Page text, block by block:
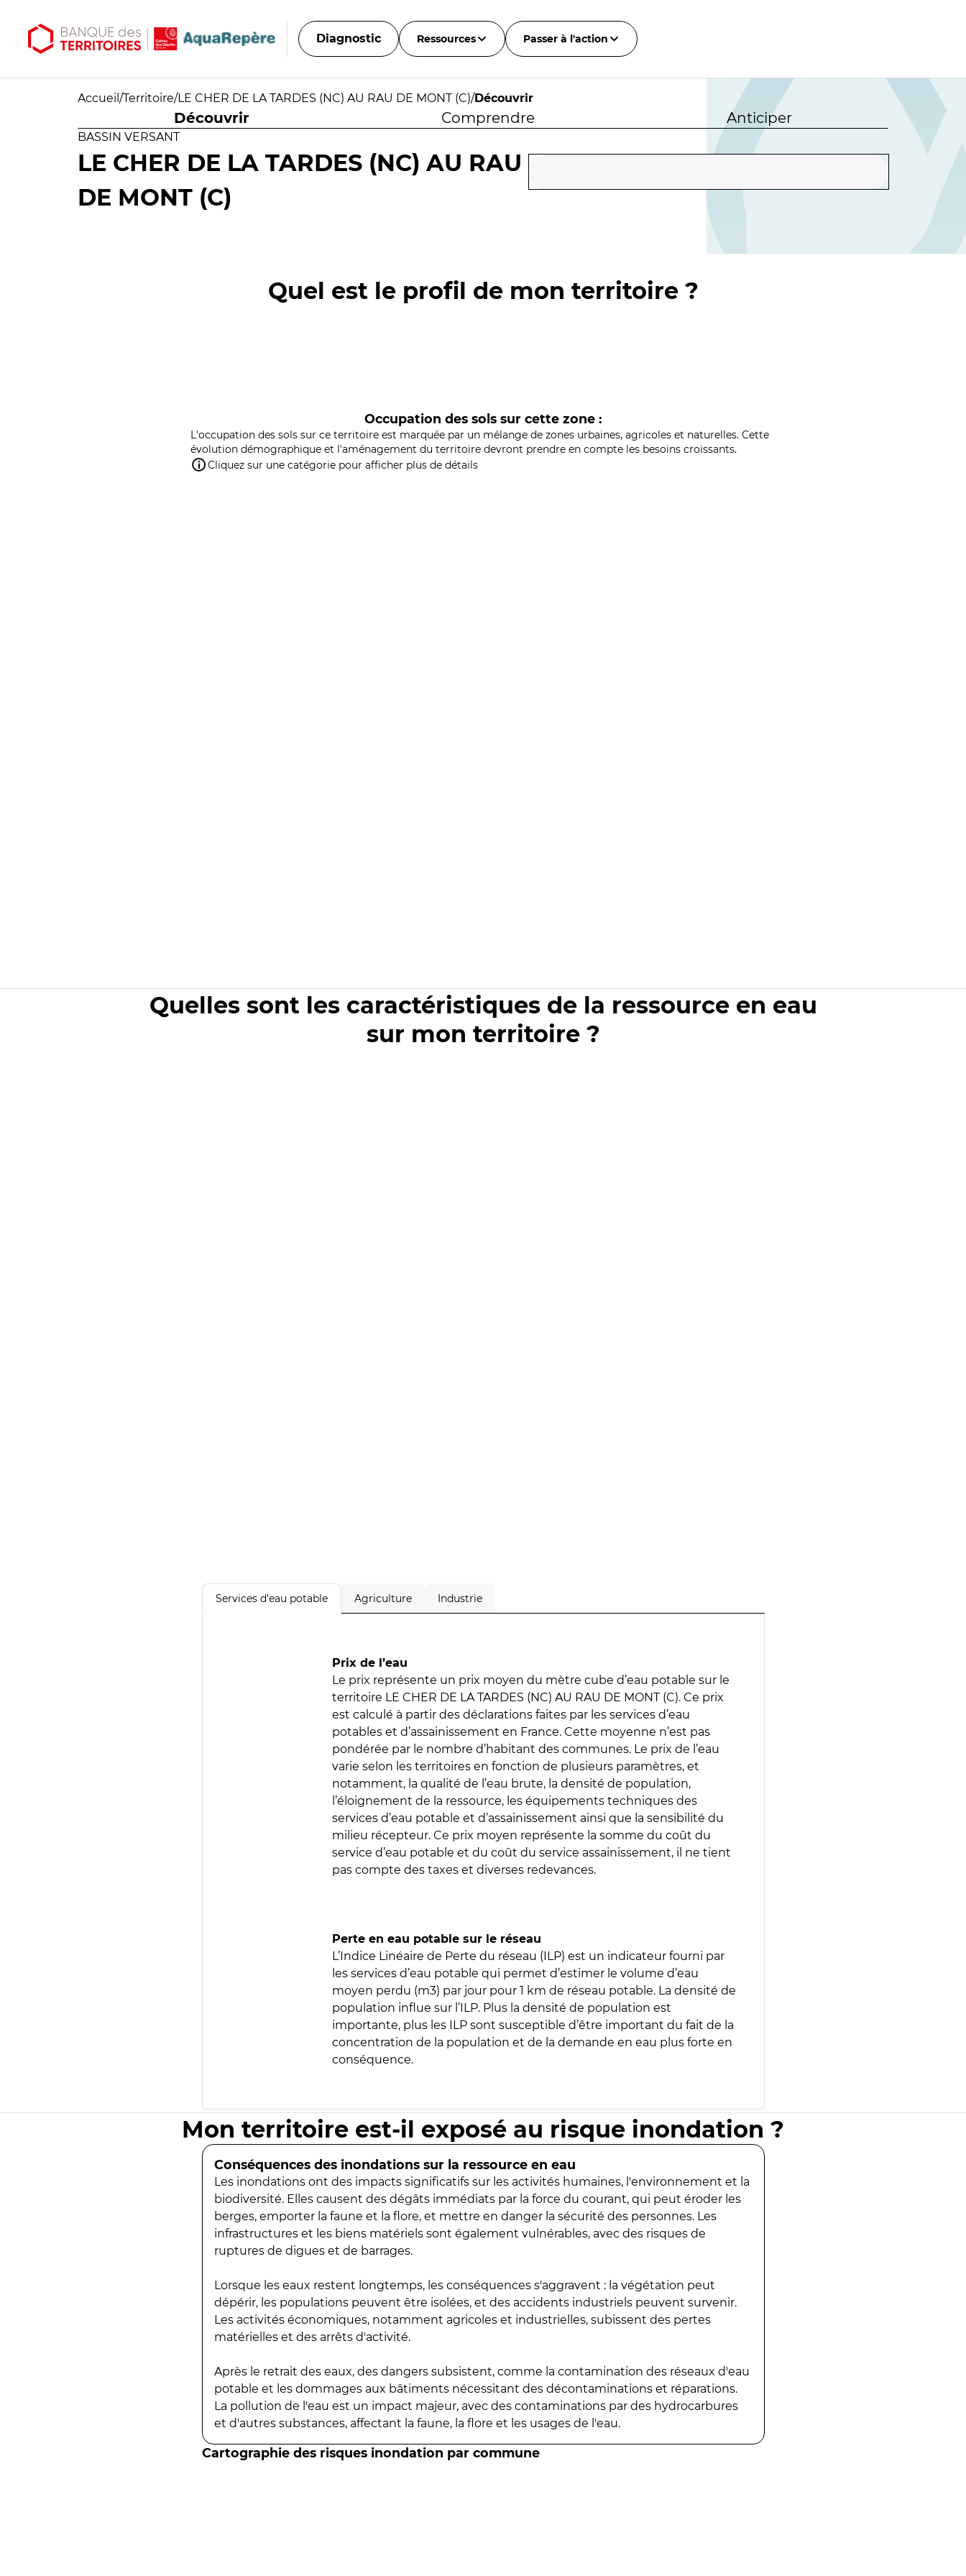
Diagnostic Ressources Passer à l'action
Accueil /Territoire/LE CHER DE LA TARDES (NC) AU RAU DE MONT (C)/Découvrir
Découvrir Comprendre Anticiper
BASSIN VERSANT
LE CHER DE LA TARDES (NC) AU RAU
DE MONT (C)
Quel est le profil de mon territoire ?
Occupation des sols sur cette zone :
L'occupation des sols sur ce territoire est marquée par un mélange de zones urbaines, agricoles et naturelles. Cette
évolution démographique et l'aménagement du territoire devront prendre en compte les besoins croissants.
Cliquez sur une catégorie pour afficher plus de détails
Quelles sont les caractéristiques de la ressource en eau
sur mon territoire ?
Services d'eau potable Agriculture Industrie
Prix de l’eau
Le prix représente un prix moyen du mètre cube d’eau potable sur le
territoire LE CHER DE LA TARDES (NC) AU RAU DE MONT (C). Ce prix
est calculé à partir des déclarations faites par les services d’eau
potables et d’assainissement en France. Cette moyenne n’est pas
pondérée par le nombre d’habitant des communes. Le prix de l’eau
varie selon les territoires en fonction de plusieurs paramètres, et
notamment, la qualité de l’eau brute, la densité de population,
l’éloignement de la ressource, les équipements techniques des
services d’eau potable et d’assainissement ainsi que la sensibilité du
milieu récepteur. Ce prix moyen représente la somme du coût du
service d’eau potable et du coût du service assainissement, il ne tient
pas compte des taxes et diverses redevances.
Perte en eau potable sur le réseau
L’Indice Linéaire de Perte du réseau (ILP) est un indicateur fourni par
les services d’eau potable qui permet d’estimer le volume d’eau
moyen perdu (m3) par jour pour 1 km de réseau potable. La densité de
population influe sur l’ILP. Plus la densité de population est
importante, plus les ILP sont susceptible d’être important du fait de la
concentration de la population et de la demande en eau plus forte en
conséquence.
Mon territoire est-il exposé au risque inondation ?
Conséquences des inondations sur la ressource en eau
Les inondations ont des impacts significatifs sur les activités humaines, l'environnement et la
biodiversité. Elles causent des dégâts immédiats par la force du courant, qui peut éroder les
berges, emporter la faune et la flore, et mettre en danger la sécurité des personnes. Les
infrastructures et les biens matériels sont également vulnérables, avec des risques de
ruptures de digues et de barrages.
Lorsque les eaux restent longtemps, les conséquences s'aggravent : la végétation peut
dépérir, les populations peuvent être isolées, et des accidents industriels peuvent survenir.
Les activités économiques, notamment agricoles et industrielles, subissent des pertes
matérielles et des arrêts d'activité.
Après le retrait des eaux, des dangers subsistent, comme la contamination des réseaux d'eau
potable et les dommages aux bâtiments nécessitant des décontaminations et réparations.
La pollution de l'eau est un impact majeur, avec des contaminations par des hydrocarbures
et d'autres substances, affectant la faune, la flore et les usages de l'eau.
Cartographie des risques inondation par commune